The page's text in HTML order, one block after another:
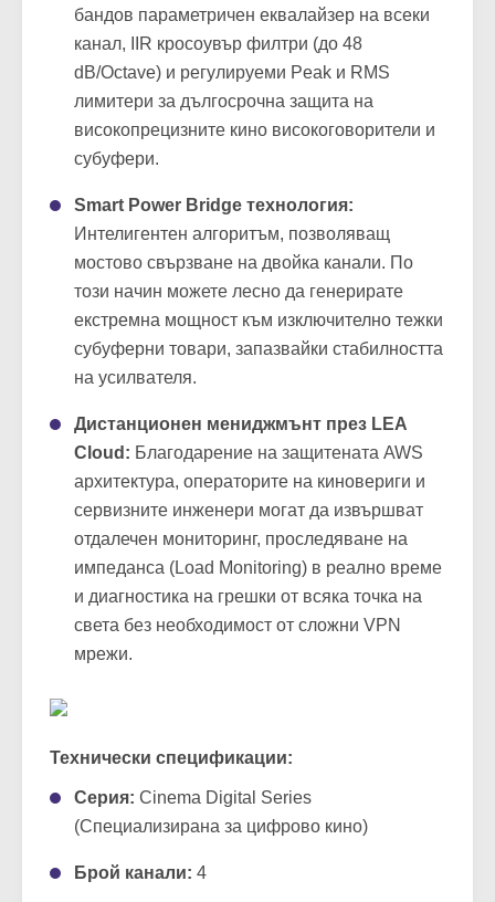
процесор предоставя дълбока обработка на
сигнала: софтуерна входна матрица, 8-
бандов параметричен еквалайзер на всеки
канал, IIR кросоувър филтри (до 48
dB/Octave) и регулируеми Peak и RMS
лимитери за дългосрочна защита на
субуфери.
Smart Power Bridge технология:
Интелигентен алгоритъм, позволяващ
мостово свързване на двойка канали. По
този начин можете лесно да генерирате
екстремна мощност към изключително тежки
на усилвателя.
Дистанционен мениджмънт през LEA
Cloud:Благодарение на защитената AWS
архитектура, операторите на киновериги и
сервизните инженери могат да извършват
отдалечен мониторинг, проследяване на
импеданса (Load Monitoring) в реално време
и диагностика на грешки от всяка точка на
Технически спецификации:
(Специализирана за цифрово кино)